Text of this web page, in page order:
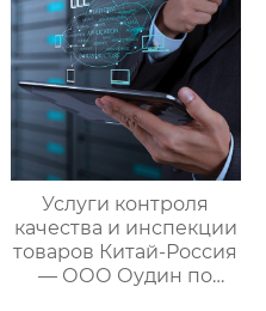
Услуги контроля
качества и инспекции
товаров Китай-Россия
— ООО Оудин по